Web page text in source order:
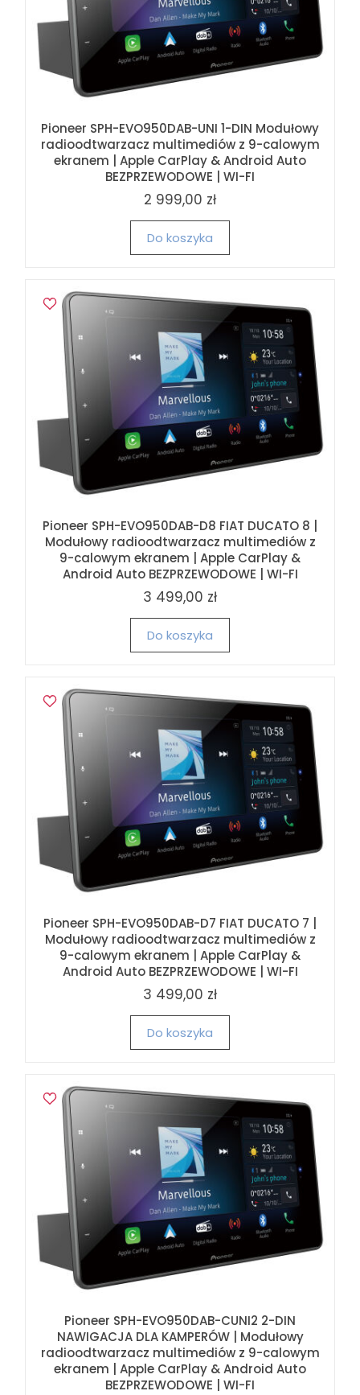
Pioneer SPH-EVO950DAB-UNI 1-DIN Modułowy
radioodtwarzacz multimediów z 9-calowym
ekranem | Apple CarPlay & Android Auto
BEZPRZEWODOWE | WI-FI
2 999,00 zł
Do koszyka
Pioneer SPH-EVO950DAB-D8 FIAT DUCATO 8 |
Modułowy radioodtwarzacz multimediów z
9-calowym ekranem | Apple CarPlay &
Android Auto BEZPRZEWODOWE | WI-FI
3 499,00 zł
Do koszyka
Pioneer SPH-EVO950DAB-D7 FIAT DUCATO 7 |
Modułowy radioodtwarzacz multimediów z
9-calowym ekranem | Apple CarPlay &
Android Auto BEZPRZEWODOWE | WI-FI
3 499,00 zł
Do koszyka
Pioneer SPH-EVO950DAB-CUNI2 2-DIN
NAWIGACJA DLA KAMPERÓW | Modułowy
radioodtwarzacz multimediów z 9-calowym
ekranem | Apple CarPlay & Android Auto
BEZPRZEWODOWE | WI-FI